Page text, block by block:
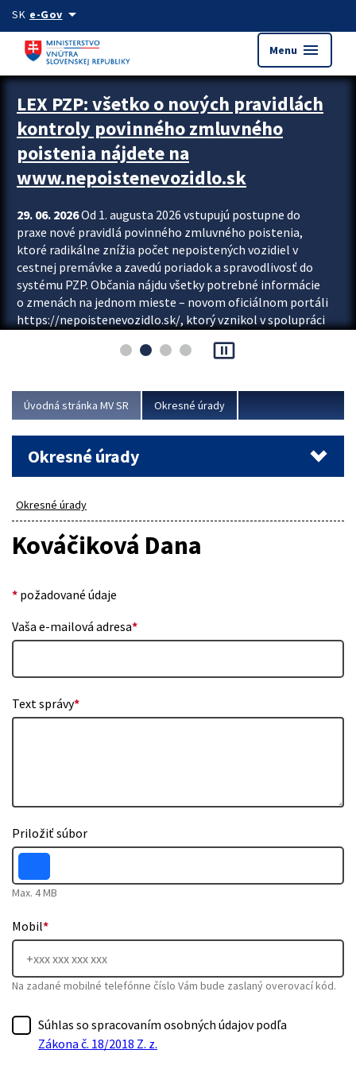
Preskocit na hlavný obsah
SK e-Govarrow_drop_down
Menu menu
Zastavit automatický posun upútavok
LEX PZP: všetko o nových pravidlách
kontroly povinného zmluvného
poistenia nájdete na
www.nepoistenevozidlo.sk
29. 06. 2026Od 1. augusta 2026 vstupujú postupne do
praxe nové pravidlá povinného zmluvného poistenia,
ktoré radikálne znížia počet nepoistených vozidiel v
cestnej premávke a zavedú poriadok a spravodlivosť do
systému PZP. Občania nájdu všetky potrebné informácie
o zmenách na jednom mieste – novom oficiálnom portáli
https://nepoistenevozidlo.sk/, ktorý vznikol v spolupráci
asociácie poisťovní (SLASPO) a Ministerstva vnútra SR.
Viac
pause_presentation
Úvodná stránka MV SR Okresné úrady
Okresné úrady
Okresné úrady
Kováčiková Dana
* požadované údaje
Vaša e-mailová adresa*
Text správy*
Priložiť súbor
Max. 4 MB
Mobil*
Na zadané mobilné telefónne číslo Vám bude zaslaný overovací kód.
Súhlas so spracovaním osobných údajov podľa
Zákona č. 18/2018 Z. z.